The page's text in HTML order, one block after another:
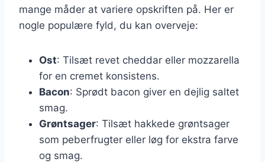
mange måder at variere opskriften på. Her er
nogle populære fyld, du kan overveje:
Ost: Tilsæt revet cheddar eller mozzarella
for en cremet konsistens.
Bacon: Sprødt bacon giver en dejlig saltet
smag.
Grøntsager: Tilsæt hakkede grøntsager
som peberfrugter eller løg for ekstra farve
og smag.